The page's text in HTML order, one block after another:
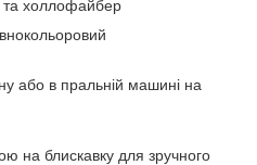
та холлофайбер
або в пральній машині на
на блискавку для зручного